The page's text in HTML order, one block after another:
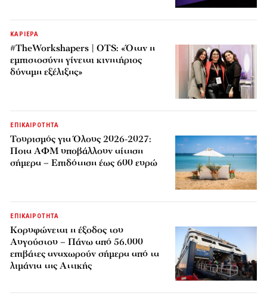
ΚΑΡΙΕΡΑ
#TheWorkshapers | OTS: «Όταν η
εμπιστοσύνη γίνεται κινητήριος
δύναμη εξέλιξης»
ΕΠΙΚΑΙΡΟΤΗΤΑ
Τουρισμός για Όλους 2026-2027:
Ποια ΑΦΜ υποβάλλουν αίτηση
σήμερα – Επιδότηση έως 600 ευρώ
ΕΠΙΚΑΙΡΟΤΗΤΑ
Κορυφώνεται η έξοδος του
Αυγούστου – Πάνω από 56.000
επιβάτες αναχωρούν σήμερα από τα
λιμάνια της Αττικής